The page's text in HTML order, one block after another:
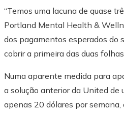
“Temos uma lacuna de quase
Portland Mental Health &
dos pagamentos esperados do
cobrir a primeira das duas
Numa aparente medida para
a solução anterior da United de
apenas 20 dólares por